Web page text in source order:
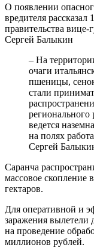
О появлении
вредителя
правительства вице-
Сергей Балыкин
– На
очаги
пшеницы,
стали
ведется
на полях
Сергей
Саранча
массовое скопление
гектаров.
Для оперативной и
заражения вылетели
на проведение
миллионов рублей.